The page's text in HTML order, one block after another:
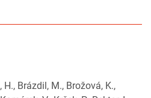
Brázdil, M., Brožová, K.,